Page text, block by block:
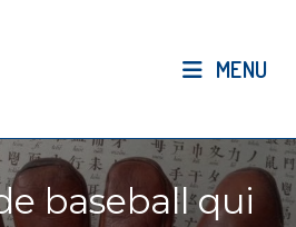
MENU
baseball qui